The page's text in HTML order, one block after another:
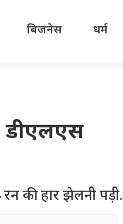
बिजनेस धर्म
डीएलएस
की हार झेलनी पड़ी.